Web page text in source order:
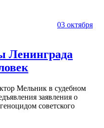
03 октября
Ленинграда
Мельник в судебном
заявления о
советского